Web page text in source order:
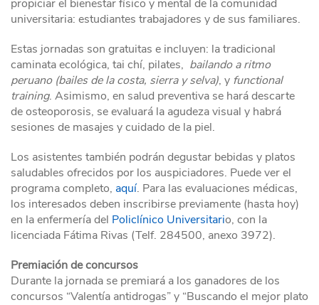
propiciar el bienestar físico y mental de la comunidad
universitaria: estudiantes trabajadores y de sus familiares.
Estas jornadas son gratuitas e incluyen: la tradicional
caminata ecológica, tai chí, pilates, bailando a ritmo
peruano (bailes de la costa, sierra y selva), y functional
training. Asimismo, en salud preventiva se hará descarte
de osteoporosis, se evaluará la agudeza visual y habrá
sesiones de masajes y cuidado de la piel.
Los asistentes también podrán degustar bebidas y platos
saludables ofrecidos por los auspiciadores. Puede ver el
programa completo, aquí. Para las evaluaciones médicas,
los interesados deben inscribirse previamente (hasta hoy)
en la enfermería del Policlínico Universitario, con la
licenciada Fátima Rivas (Telf. 284500, anexo 3972).
Premiación de concursos
Durante la jornada se premiará a los ganadores de los
concursos “Valentía antidrogas” y “Buscando el mejor plato